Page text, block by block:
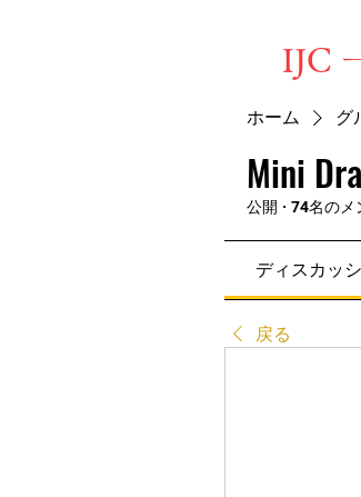
​IJC
ホーム グ
Mini
公開 · 74名のメ
ディスカッ
戻る